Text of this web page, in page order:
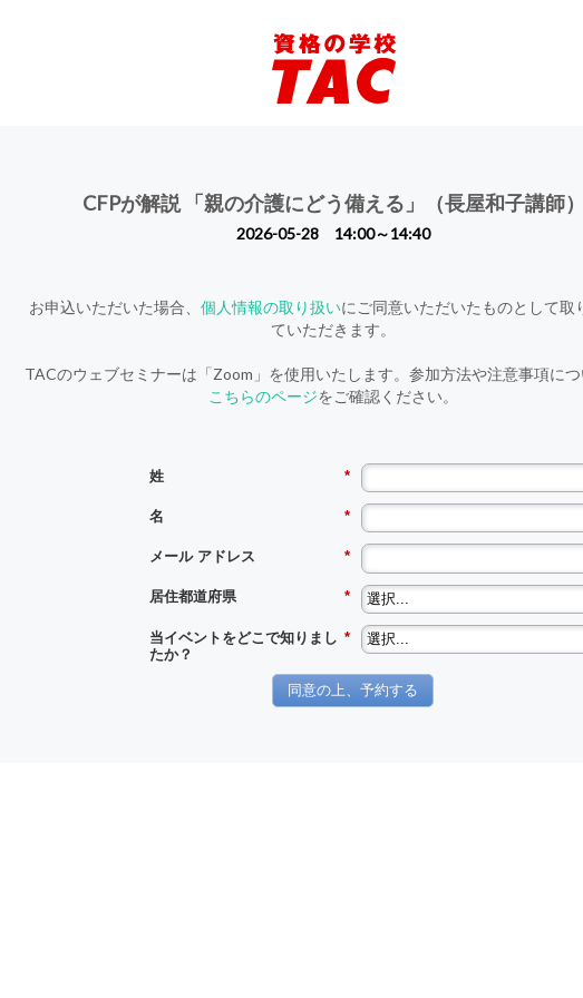
CFPが解説 「親の介護にどう備える」（長屋和子講師）
2026-05-28 14:00～14:40
お申込いただいた場合、 個人情報の取り扱いにご同意いただいたものとして取
ていただきます。
TACのウェブセミナーは「Zoom」を使用いたします。参加方法や注意事項につ
こちらのページをご確認ください。
*
姓
*
名
*
メール アドレス
*
居住都道府県
*
当イベントをどこで知りまし
たか？
同意の上、予約する